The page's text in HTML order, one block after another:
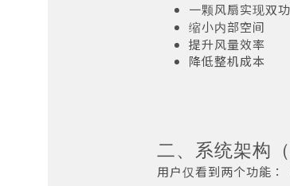
一颗风扇实现双
缩小内部空间
提升风量效率
降低整机成本
二、系统架构
用户仅看到两个功能